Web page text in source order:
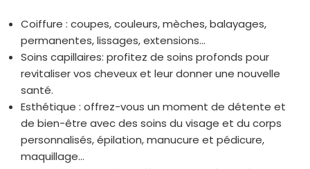
Coiffure : coupes, couleurs, mèches, balayages,
permanentes, lissages, extensions…
Soins capillaires: profitez de soins profonds pour
revitaliser vos cheveux et leur donner une nouvelle
santé.
Esthétique : offrez-vous un moment de détente et
de bien-être avec des soins du visage et du corps
personnalisés, épilation, manucure et pédicure,
maquillage…